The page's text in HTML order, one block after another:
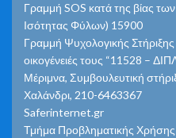
Γραμμή SOS κατά της βίας
Ισότητας Φύλων) 15900
Γραμμή Ψυχολογικής Στήριξης
οικογένειές τους “11528 –
Μέριμνα, Συμβουλευτική
Χαλάνδρι, 210-6463367
Saferinternet.gr
Τμήμα Προβληματικής